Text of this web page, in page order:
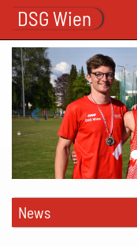
DSG Wien
Previous
News